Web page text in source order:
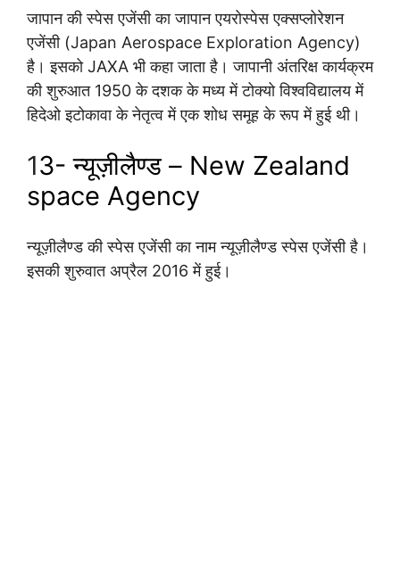
जापान की स्पेस एजेंसी का जापान एयरोस्पेस एक्सप्लोरेशन
एजेंसी (Japan Aerospace Exploration Agency)
है। इसको JAXA भी कहा जाता है। जापानी अंतरिक्ष कार्यक्रम
की शुरुआत 1950 के दशक के मध्य में टोक्यो विश्वविद्यालय में
हिदेओ इटोकावा के नेतृत्व में एक शोध समूह के रूप में हुई थी।
13- न्यूज़ीलैण्ड – New Zealand
space Agency
न्यूज़ीलैण्ड की स्पेस एजेंसी का नाम न्यूज़ीलैण्ड स्पेस एजेंसी है।
इसकी शुरुवात अप्रैल 2016 में हुई।